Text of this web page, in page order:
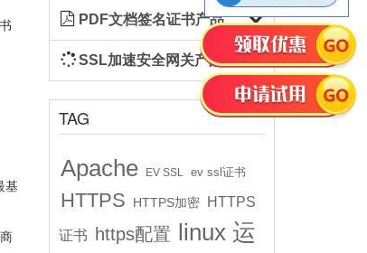
基
PDF文档签名证书产品
SSL加速安全网关产品
TAG
Apache EV SSL ev ssl证书
HTTPS HTTPS加密 HTTPS
证书 https配置 linux 运